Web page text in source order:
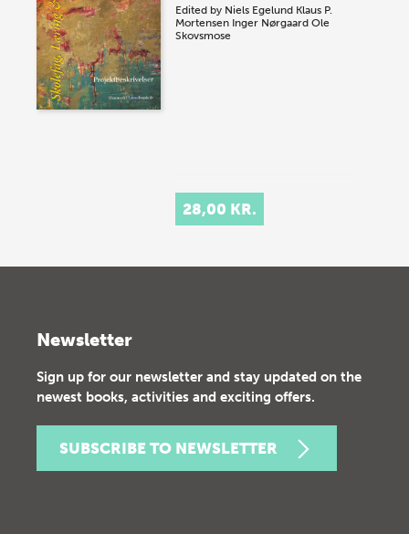
Edited by Niels Egelund Klaus P.
Mortensen Inger Nørgaard Ole
Skovsmose
28,00 KR.
Newsletter
Sign up for our newsletter and stay updated on the
newest books, activities and exciting offers.
SUBSCRIBE TO NEWSLETTER